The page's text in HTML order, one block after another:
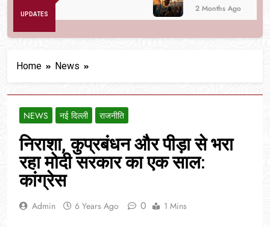
UPDATES
2 Months Ago
Home News
NEWS नई दिल्ली राजनीति
निराशा, कुप्रबंधन और पीड़ा से भरा
रहा मोदी सरकार का एक साल:
कांग्रेस
Admin 6 Years Ago 0 1 Mins